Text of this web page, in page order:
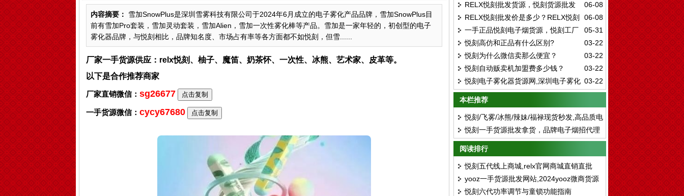
内容摘要：
雪加SnowPlus是深圳雪雾科技有限公司于2024年6月成立的电子雾化产品品牌，雪加SnowPlus目
前有雪加Pro套装，雪加灵动套装，雪加Alien，雪加一次性雾化棒等产品。雪加是一家年轻的，初创型的电子
雾化器品牌，与悦刻相比，品牌知名度、市场占有率等各方面都不如悦刻，但雪......
厂家一手货源供应：relx悦刻、柚子、魔笛、奶茶怀、一次性、冰熊、艺术家、皮革等。
以下是合作推荐商家
厂家直销微信： sg26677 点击复制
一手货源微信： cycy67680 点击复制
悦刻买烟弹送烟杆一手渠道
06-08
RELX悦刻批发货源，悦刻货源批发
价是多少，悦刻一手货源批发怎么样？06-08
RELX悦刻批发价是多少？RELX悦刻
店有烟弹吗？
05-31
一手正品悦刻电子烟货源，悦刻工厂
拿货
03-22
悦刻高仿和正品有什么区别?
03-22
悦刻为什么微信卖那么便宜？
03-22
悦刻自动贩卖机加盟费多少钱？
03-22
悦刻电子雾化器货源网,深圳电子雾化
器拿货平台
本栏推荐
悦刻/飞雾/冰熊/辣妹/福禄现货秒发,高品质电
子烟厂家拿货 售后无忧
悦刻一手货源批发拿货，品牌电子烟招代理
支持一件代发
阅读排行
悦刻五代线上商城,relx官网商城直销直批
yooz一手货源批发网站,2024yooz微商货源
悦刻六代功率调节与童锁功能指南